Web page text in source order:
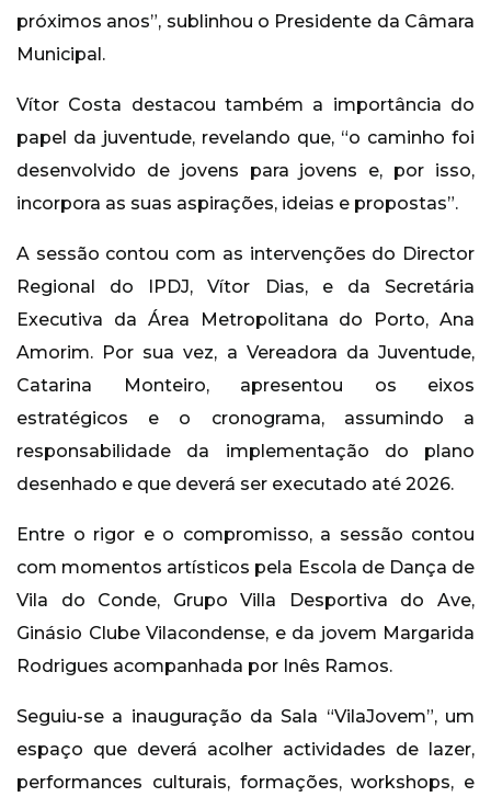
próximos anos”, sublinhou o Presidente da Câmara
Municipal.
Vítor Costa destacou também a importância do
papel da juventude, revelando que, “o caminho foi
desenvolvido de jovens para jovens e, por isso,
incorpora as suas aspirações, ideias e propostas”.
A sessão contou com as intervenções do Director
Regional do IPDJ, Vítor Dias, e da Secretária
Executiva da Área Metropolitana do Porto, Ana
Amorim. Por sua vez, a Vereadora da Juventude,
Catarina Monteiro, apresentou os eixos
estratégicos e o cronograma, assumindo a
responsabilidade da implementação do plano
desenhado e que deverá ser executado até 2026.
Entre o rigor e o compromisso, a sessão contou
com momentos artísticos pela Escola de Dança de
Vila do Conde, Grupo Villa Desportiva do Ave,
Ginásio Clube Vilacondense, e da jovem Margarida
Rodrigues acompanhada por Inês Ramos.
Seguiu-se a inauguração da Sala “VilaJovem”, um
espaço que deverá acolher actividades de lazer,
performances culturais, formações, workshops, e